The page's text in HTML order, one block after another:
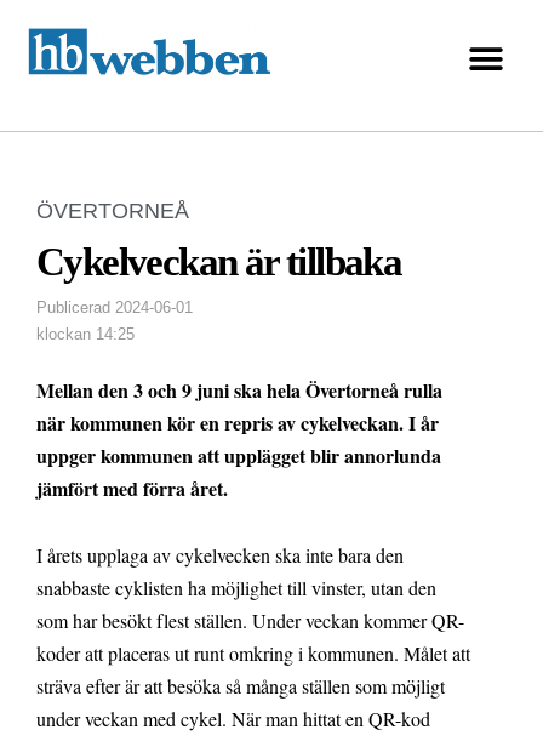
ÖVERTORNEÅ
Cykelveckan är tillbaka
Publicerad 2024-06-01
klockan 14:25
Mellan den 3 och 9 juni ska hela Övertorneå rulla
när kommunen kör en repris av cykelveckan. I år
uppger kommunen att upplägget blir annorlunda
jämfört med förra året.
I årets upplaga av cykelvecken ska inte bara den
snabbaste cyklisten ha möjlighet till vinster, utan den
som har besökt flest ställen. Under veckan kommer QR-
koder att placeras ut runt omkring i kommunen. Målet att
sträva efter är att besöka så många ställen som möjligt
under veckan med cykel. När man hittat en QR-kod